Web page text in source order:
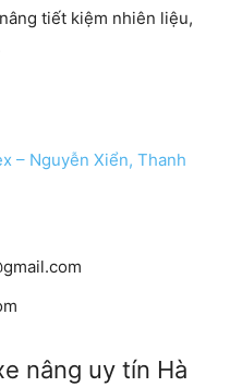
tiết kiệm nhiên liệu,
– Nguyễn Xiển, Thanh
nâng uy tín Hà